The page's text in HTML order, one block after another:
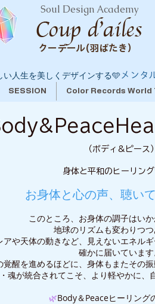
Soul Design Academy
クーデール(羽ばたき）
人生を美しくデザインする🩵 メンタ
SESSION Color Records World
（ボディ&ピー
身体と平和のヒーリン
お身体と心の声、聴い
このところ、お身体の調子はい
地球のリズムも変わりつつ
アや天体の動きなど、見えないエネル
確かに届いています
醒を進めるほどに、身体もまたその
魂が統合されてこそ、より軽やかに、
🌿Body＆Peaceヒーリング